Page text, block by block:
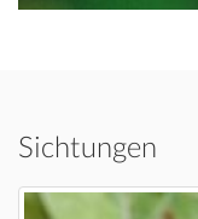
Sichtungen